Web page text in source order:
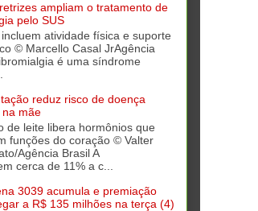
ampliam o tratamento de
pelo SUS
atividade física e suporte
© Marcello Casal JrAgência
é uma síndrome
reduz risco de doença
mãe
de leite libera hormônios que
funções do coração © Valter
Agência Brasil A
cerca de 11% a c...
3039 acumula e premiação
a R$ 135 milhões na terça (4)